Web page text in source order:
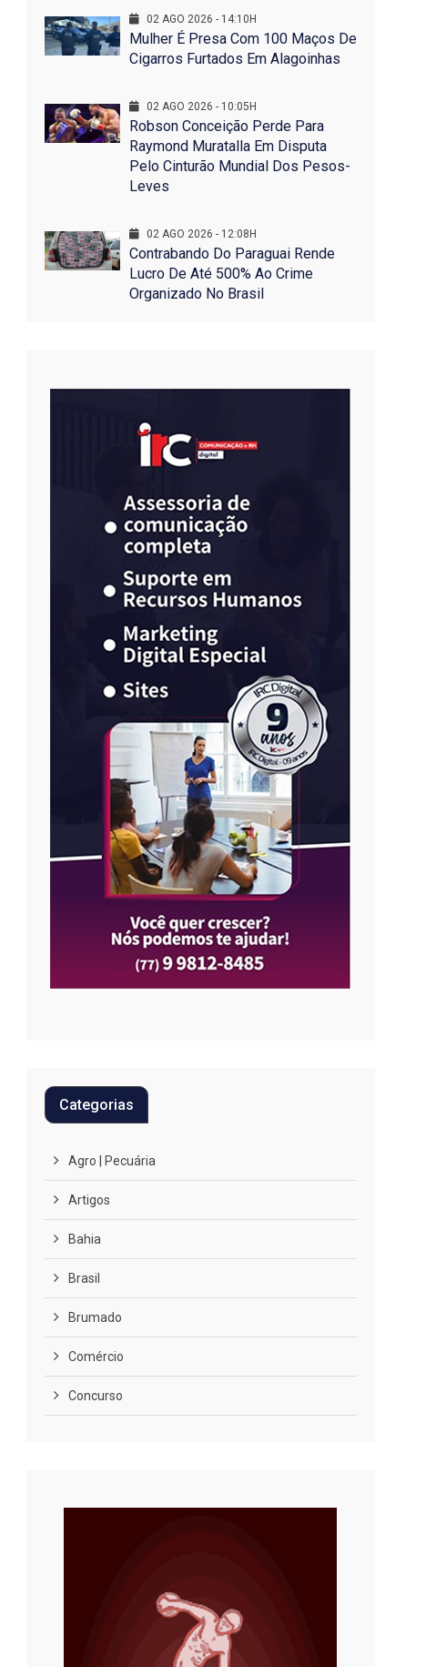
02 AGO 2026 - 14:10H
Mulher É Presa Com 100 Maços De
Cigarros Furtados Em Alagoinhas
02 AGO 2026 - 10:05H
Robson Conceição Perde Para
Raymond Muratalla Em Disputa
Pelo Cinturão Mundial Dos Pesos-
Leves
02 AGO 2026 - 12:08H
Contrabando Do Paraguai Rende
Lucro De Até 500% Ao Crime
Organizado No Brasil
Categorias
Agro | Pecuária
Artigos
Bahia
Brasil
Brumado
Comércio
Concurso